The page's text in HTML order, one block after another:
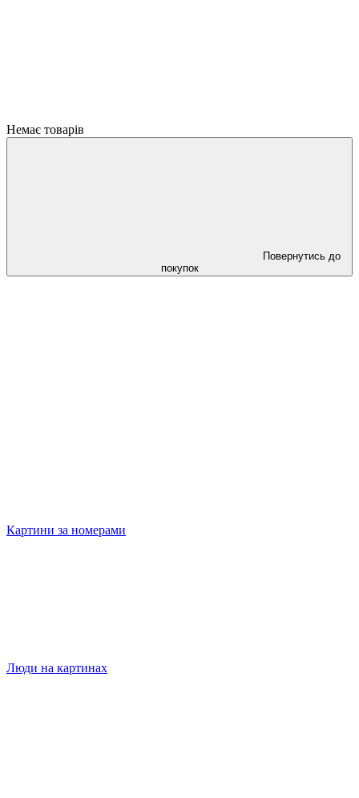
Немає товарів
Повернутись до
покупок
Картини за номерами
Люди на картинах